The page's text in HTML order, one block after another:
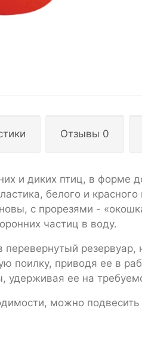
Отзывы 0
и диких птиц, в
белого и
с прорезями -
частиц в воду.
поилку, приводя ее в
удерживая ее на
можно